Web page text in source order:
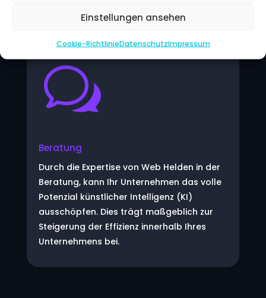
Einstellungen ansehen
Cookie-RichtlinieDatenschutzImpressum
w
Beratung
Durch die Expertise von Web Helden in der
Beratung, kann Ihr Unternehmen das volle
Potenzial künstlicher Intelligenz (KI)
ausschöpfen. Dies trägt maßgeblich zur
Steigerung der Effizienz innerhalb Ihres
Unternehmens bei.